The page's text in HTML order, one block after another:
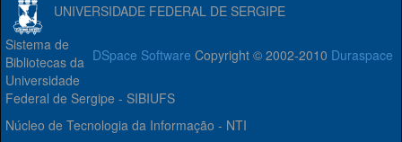
UNIVERSIDADE FEDERAL DE SERGIPE
DSpace Software Copyright © 2002-2010 Duraspace
Sistema de
Bibliotecas da
Universidade
Federal de Sergipe - SIBIUFS
Núcleo de Tecnologia da Informação - NTI